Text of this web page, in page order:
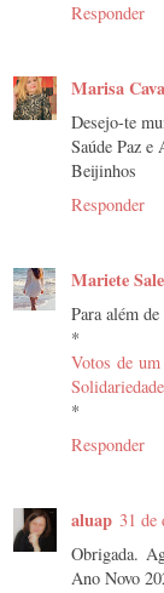
Responder
Marisa
Desejo-te
Saúde Paz e
Beijinhos
Responder
Mariete
Para além
*
Votos de
*
Responder
aluap 31 de
Obrigada.
Ano Novo